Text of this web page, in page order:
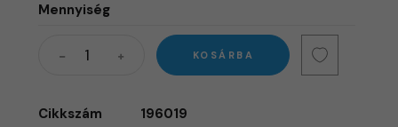
Mennyiség
KOSÁRBA
Cikkszám
196019